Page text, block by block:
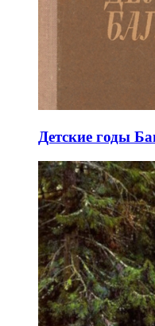
Детские годы